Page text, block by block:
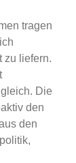
tragen
zu liefern.
Die
den
den